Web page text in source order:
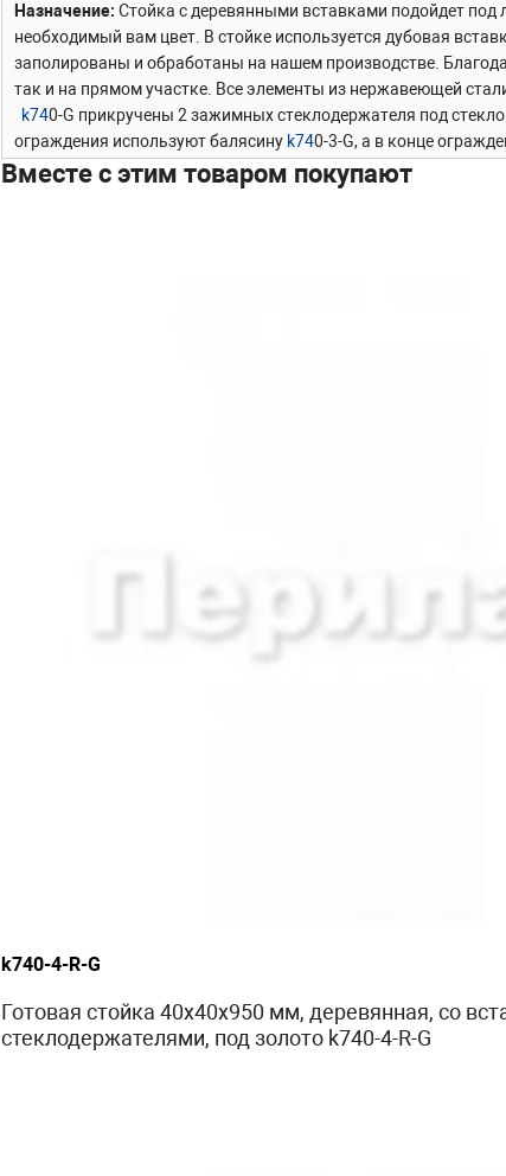
Назначение Стойка с деревянными вставками подойдет
необходимый вам цвет. В стойке используется дубовая
заполированы и обработаны на нашем производстве.
так и на прямом участке. Все элементы из нержавеющей
k740-G прикручены 2 зажимных стеклодержателя под
ограждения используют балясину k740-3-G, а в конце
толщиной 8мм или триплекс 4+4 (или 10мм, или 5+5).
деревянной составляющей, благодаря которой эта стойка
привлекая монтажную бригаду и экономя денежные
необходимо растачивать отверстие в ложементе. Если вы
). После покраски дубовой
Вместе с этим товаром покупают
k740-4-R-G
Готовая стойка 40х40х950 мм, деревянная, со
стеклодержателями, под золото k740-4-R-G